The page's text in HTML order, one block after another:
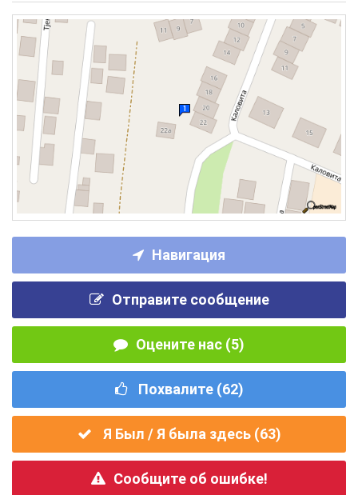
Навигация
Отправите сообщение
Оцените нас (5)
Похвалите (62)
Я Был / Я была здесь (63)
Сообщите об ошибке!